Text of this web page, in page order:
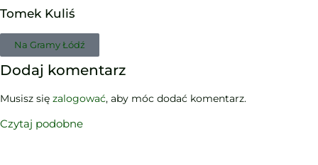
Tomek Kuliś
Na Gramy Łódź
Dodaj komentarz
Musisz się zalogować, aby móc dodać komentarz.
Czytaj podobne